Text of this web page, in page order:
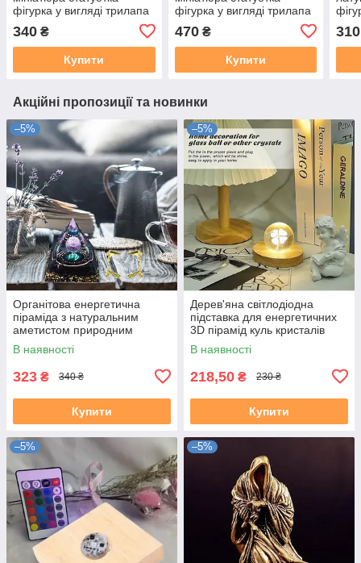
фігурка у вигляді трилапа
340 ₴
Купити
фігурка у вигляді трилапа
470₴
Купити
310
Акційні пропозиції та новинки
–5%
Органітова енергетична
піраміда з натуральним
аметистом природним
кристалами Рейкі Чакра
Медитація
В наявності
323 ₴ 340 ₴
Купити
–5%
Дерев'яна світлодіодна
підставка для енергетичних
3D пірамід куль кристалів
Рейкі Чакра Медитація
В наявності
218,50 ₴ 230 ₴
Купити
–5% –5%